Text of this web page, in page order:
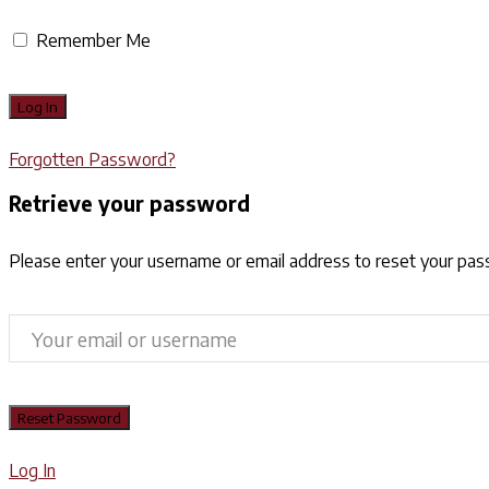
Remember Me
Forgotten Password?
Retrieve your password
Please enter your username or email address to reset your
Log In